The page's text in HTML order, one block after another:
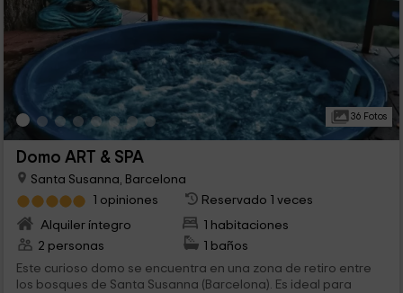
36 Fotos
Domo ART & SPA
Santa Susanna, Barcelona
1 opiniones
Reservado 1 veces
Alquiler íntegro
1 habitaciones
2 personas
1 baños
Este curioso domo se encuentra en una zona de retiro entre
los bosques de Santa Susanna (Barcelona). Es ideal para